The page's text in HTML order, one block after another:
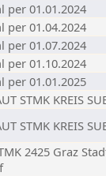
per 01.01.2024
per 01.04.2024
per 01.07.2024
per 01.10.2024
per 01.01.2025
STMK KREIS
STMK KREIS
2425 Graz